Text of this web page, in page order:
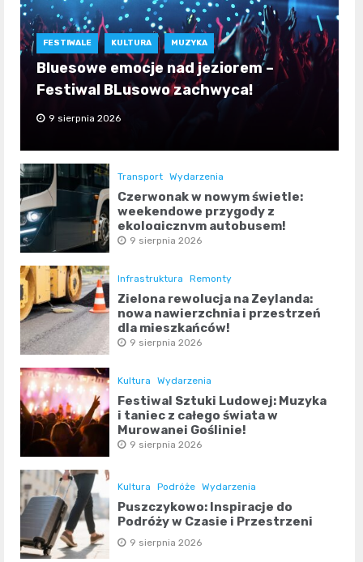
FESTIWALE KULTURA MUZYKA
Bluesowe emocje nad jeziorem –
Festiwal BLusowo zachwyca!
9 sierpnia 2026
Transport Wydarzenia
Czerwonak w nowym świetle:
weekendowe przygody z
ekologicznym autobusem!
9 sierpnia 2026
Infrastruktura Remonty
Zielona rewolucja na Zeylanda:
nowa nawierzchnia i przestrzeń
dla mieszkańców!
9 sierpnia 2026
Kultura Wydarzenia
Festiwal Sztuki Ludowej: Muzyka
i taniec z całego świata w
Murowanej Goślinie!
9 sierpnia 2026
Kultura Podróże Wydarzenia
Puszczykowo: Inspiracje do
Podróży w Czasie i Przestrzeni
9 sierpnia 2026